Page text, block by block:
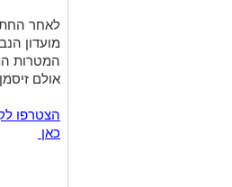
לאחר
מועדון
המטרות
אולם
כאן